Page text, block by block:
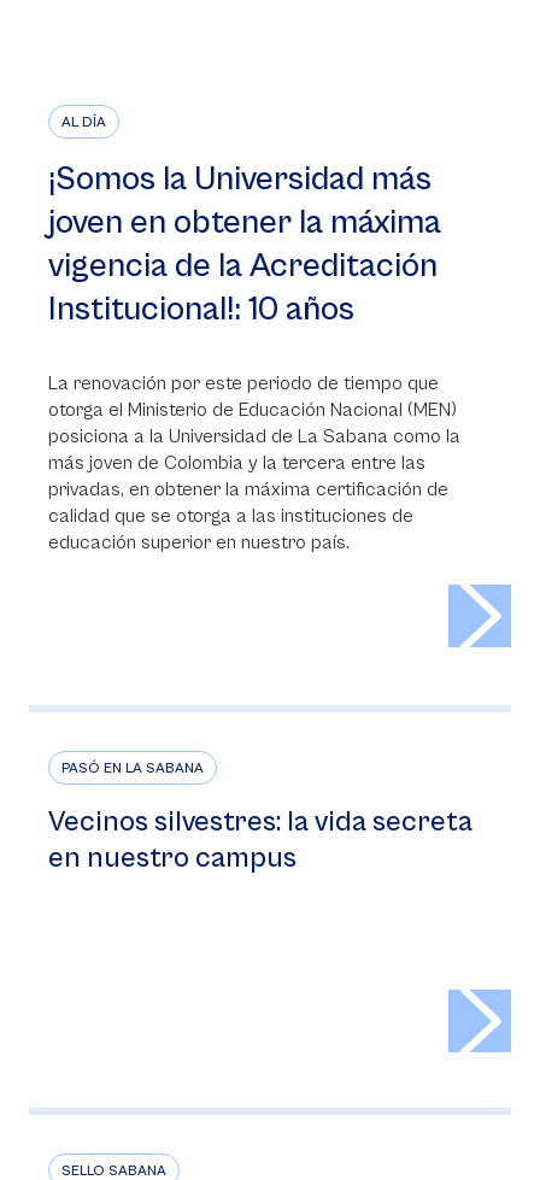
AL DÍA
¡Somos la Universidad más
joven en obtener la máxima
vigencia de la Acreditación
Institucional!: 10 años
La renovación por este periodo de tiempo que
otorga el Ministerio de Educación Nacional (MEN)
posiciona a la Universidad de La Sabana como la
más joven de Colombia y la tercera entre las
privadas, en obtener la máxima certificación de
calidad que se otorga a las instituciones de
educación superior en nuestro país.
PASÓ EN LA SABANA
Vecinos silvestres: la vida secreta
en nuestro campus
SELLO SABANA